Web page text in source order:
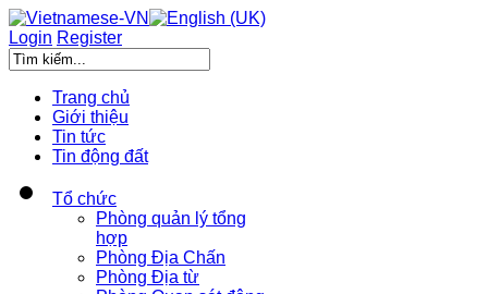
Login Register
Trang chủ
Giới thiệu
Tin tức
Tin động đất
Tổ chức
Phòng quản lý tổng
hợp
Phòng Địa Chấn
Phòng Địa từ